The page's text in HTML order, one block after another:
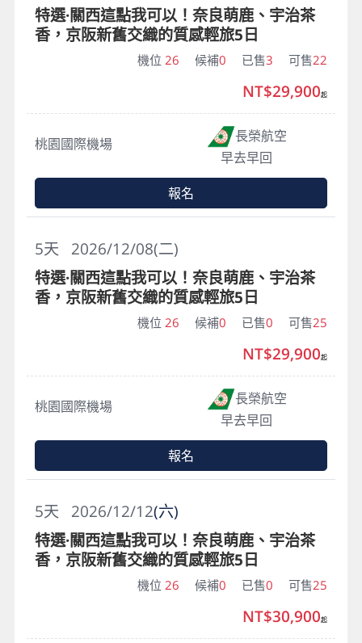
特選·關西這點我可以！奈良萌鹿、宇治茶
香，京阪新舊交織的質感輕旅5日
機位 26 候補0 已售3 可售22
桃園國際機場
長榮航空
早去早回
NT$29,900起
報名
2026/12/08(二)
5天
特選·關西這點我可以！奈良萌鹿、宇治茶
香，京阪新舊交織的質感輕旅5日
機位 26 候補0 已售0 可售25
桃園國際機場
長榮航空
早去早回
NT$29,900起
報名
2026/12/12(六)
5天
特選·關西這點我可以！奈良萌鹿、宇治茶
香，京阪新舊交織的質感輕旅5日
機位 26 候補0 已售0 可售25
NT$30,900起